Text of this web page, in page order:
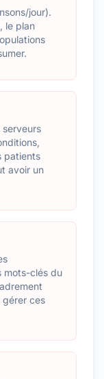
jour).
le plan
serveurs
patients
avoir un
mots-clés du
gérer ces